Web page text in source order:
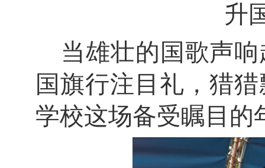
升
当雄壮的国歌声
国旗行注目礼，猎
学校这场备受瞩目的